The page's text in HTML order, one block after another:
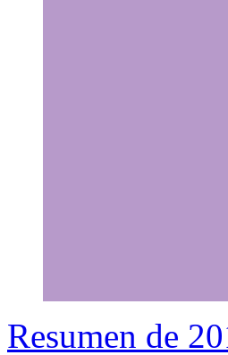
Resumen de